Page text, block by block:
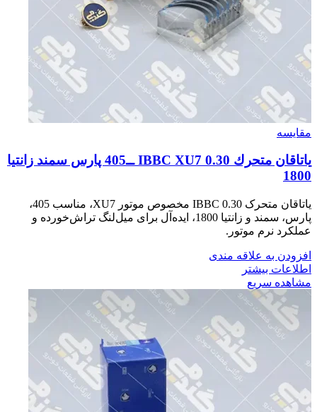
مقایسه
ياتاقان متحرك IBBC XU7 0.30 ــ405 پارس سمند زانتيا
1800
یاتاقان متحرک IBBC 0.30 مخصوص موتور XU7، مناسب 405،
پارس، سمند و زانتیا 1800، ایده‌آل برای میل‌لنگ تراش‌خورده و
عملکرد نرم موتور.
افزودن به علاقه مندی
اطلاعات بیشتر
مشاهده سریع